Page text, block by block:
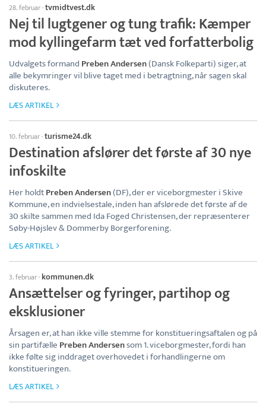
28. februar·tvmidtvest.dk
Nej til lugtgener og tung trafik: Kæmper
mod kyllingefarm tæt ved forfatterbolig
Udvalgets formand Preben Andersen(Dansk Folkeparti) siger, at
alle bekymringer vil blive taget med i betragtning, når sagen skal
diskuteres.
LÆS ARTIKEL
10. februar·turisme24.dk
Destination afslører det første af 30 nye
infoskilte
Her holdtPreben Andersen(DF), der er viceborgmester i Skive
Kommune, en indvielsestale, inden han afslørede det første af de
30 skilte sammen med Ida Foged Christensen, der repræsenterer
Søby-Højslev & Dommerby Borgerforening.
LÆS ARTIKEL
3. februar· kommunen.dk
Ansættelser og fyringer, partihop og
eksklusioner
Årsagen er, at han ikke ville stemme for konstitueringsaftalen og på
sin partifælle Preben Andersensom 1. viceborgmester, fordi han
ikke følte sig inddraget overhovedet i forhandlingerne om
konstitueringen.
LÆS ARTIKEL